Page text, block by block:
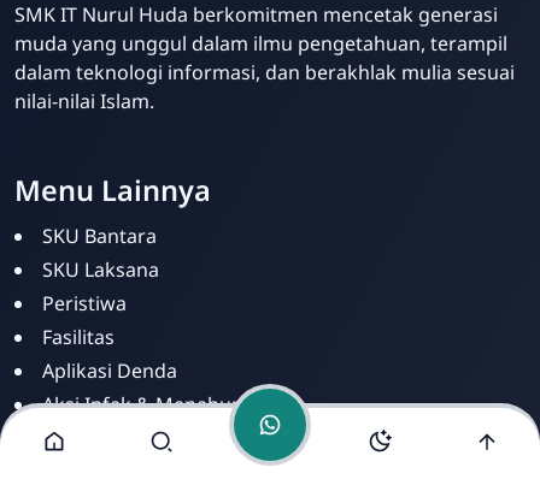
SMK IT Nurul Huda berkomitmen mencetak generasi
muda yang unggul dalam ilmu pengetahuan, terampil
dalam teknologi informasi, dan berakhlak mulia sesuai
nilai-nilai Islam.
Menu Lainnya
SKU Bantara
SKU Laksana
Peristiwa
Fasilitas
Aplikasi Denda
Aksi Infak & Menabung
Dashboar Infak